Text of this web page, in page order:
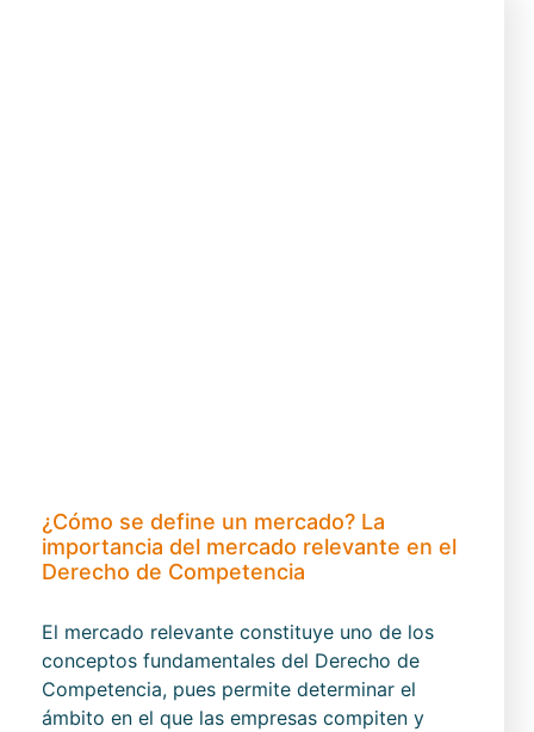
¿Cómo se define un mercado? La
importancia del mercado relevante en el
Derecho de Competencia
El mercado relevante constituye uno de los
conceptos fundamentales del Derecho de
Competencia, pues permite determinar el
ámbito en el que las empresas compiten y